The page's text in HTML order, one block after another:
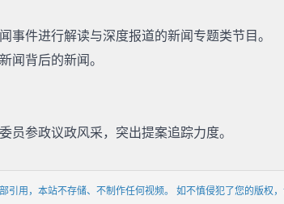
事件进行解读与深度报道的新闻专题类节目。
闻背后的新闻。
员参政议政风采，突出提案追踪力度。
引用，本站不存储、不制作任何视频。 如不慎侵犯了您的版权